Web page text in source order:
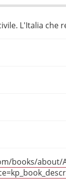
L'Italia che
books/about/